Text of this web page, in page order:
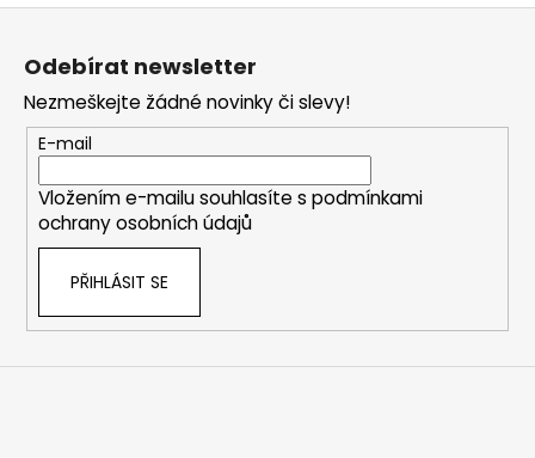
Z
Odebírat newsletter
Nezmeškejte žádné novinky či slevy!
E-mail
Vložením e-mailu souhlasíte s podmínkami
ochrany osobních údajů
PŘIHLÁSIT SE